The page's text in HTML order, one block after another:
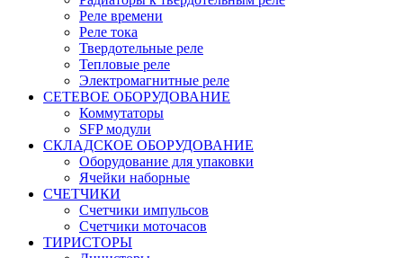
Реле времени
Реле тока
Твердотельные реле
Тепловые реле
Электромагнитные реле
СЕТЕВОЕ ОБОРУДОВАНИЕ
Коммутаторы
SFP модули
СКЛАДСКОЕ ОБОРУДОВАНИЕ
Оборудование для упаковки
Ячейки наборные
СЧЕТЧИКИ
Счетчики импульсов
Счетчики моточасов
ТИРИСТОРЫ